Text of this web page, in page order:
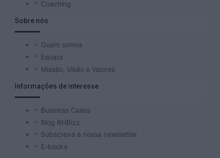
Coaching
Sobre nós
Quem somos
Equipa
Missão, Visão e Valores
Informações de interesse
Business Cases
Blog RHBizz
Subscreva a nossa newsletter
E-books